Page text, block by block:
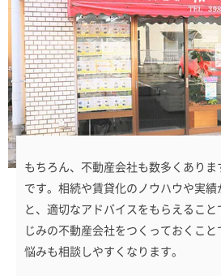
もちろん、不動産会社も数多くあり
です。相続や賃貸化のノウハウや実
と、適切なアドバイスをもらえるこ
じみの不動産会社をつくっておくこ
悩みも相談しやすくなります。